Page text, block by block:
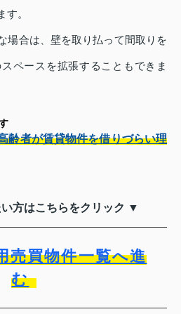
。
場合は、壁を取り払って間取りを
ペースを拡張することもできま
齢者が賃貸物件を借りづらい理
方はこちらをクリック ▼
売買物件一覧へ進
む